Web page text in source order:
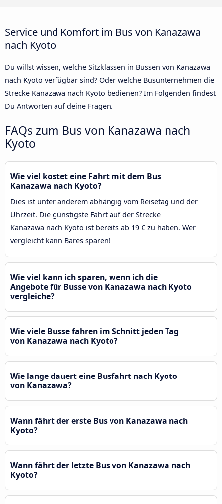
Service und Komfort im Bus von Kanazawa
nach Kyoto
Du willst wissen, welche Sitzklassen in Bussen von Kanazawa
nach Kyoto verfügbar sind? Oder welche Busunternehmen die
Strecke Kanazawa nach Kyoto bedienen? Im Folgenden findest
Du Antworten auf deine Fragen.
FAQs zum Bus von Kanazawa nach
Kyoto
Wie viel kostet eine Fahrt mit dem Bus
Kanazawa nach Kyoto?
Dies ist unter anderem abhängig vom Reisetag und der
Uhrzeit. Die günstigste Fahrt auf der Strecke
Kanazawa nach Kyoto ist bereits ab 19 € zu haben. Wer
vergleicht kann Bares sparen!
Wie viel kann ich sparen, wenn ich die
Angebote für Busse von Kanazawa nach Kyoto
vergleiche?
Wie viele Busse fahren im Schnitt jeden Tag
von Kanazawa nach Kyoto?
Wie lange dauert eine Busfahrt nach Kyoto
von Kanazawa?
Wann fährt der erste Bus von Kanazawa nach
Kyoto?
Wann fährt der letzte Bus von Kanazawa nach
Kyoto?